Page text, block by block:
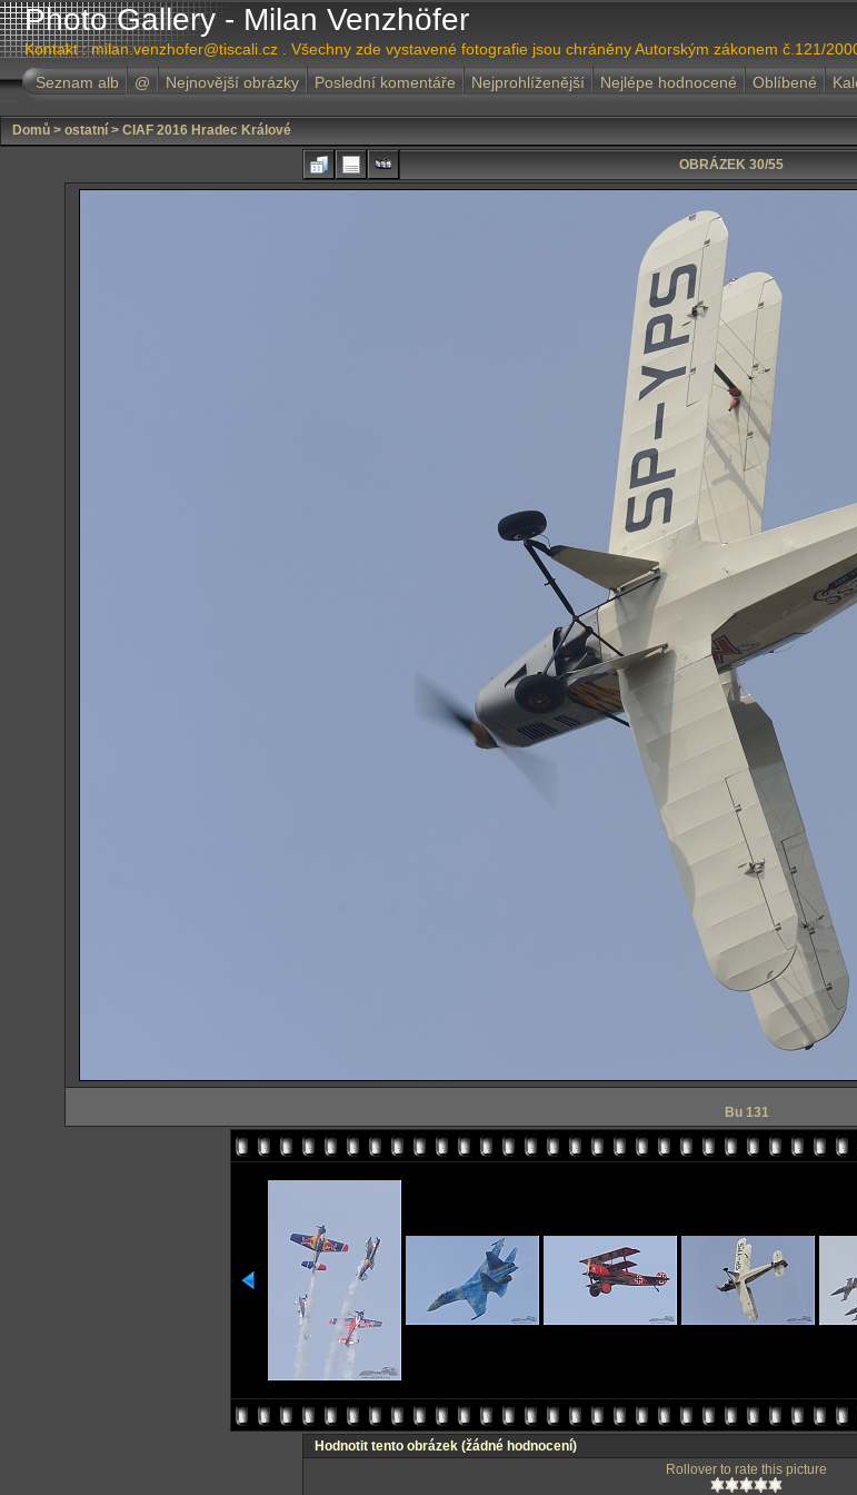
Photo Gallery - Milan Venzhöfer
Kontakt : milan.venzhofer@tiscali.cz . Všechny zde vystavené fotografie jsou chráněny Autorským zákonem č.121/
Seznam alb
@ Nejnovější obrázky Poslední komentáře Nejprohlíženější Nejlépe hodnocené Oblíbené
Domů > ostatní > CIAF 2016 Hradec Králové
OBRÁZEK 30/55
Bu 131
Hodnotit tento obrázek (žádné hodnocení)
Rollover to rate this picture